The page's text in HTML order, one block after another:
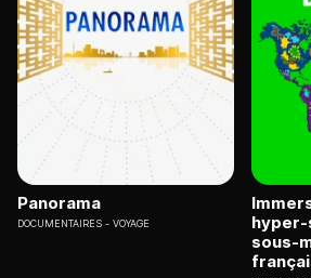
Panorama
DOCUMENTAIRES VOYAGE
sous-